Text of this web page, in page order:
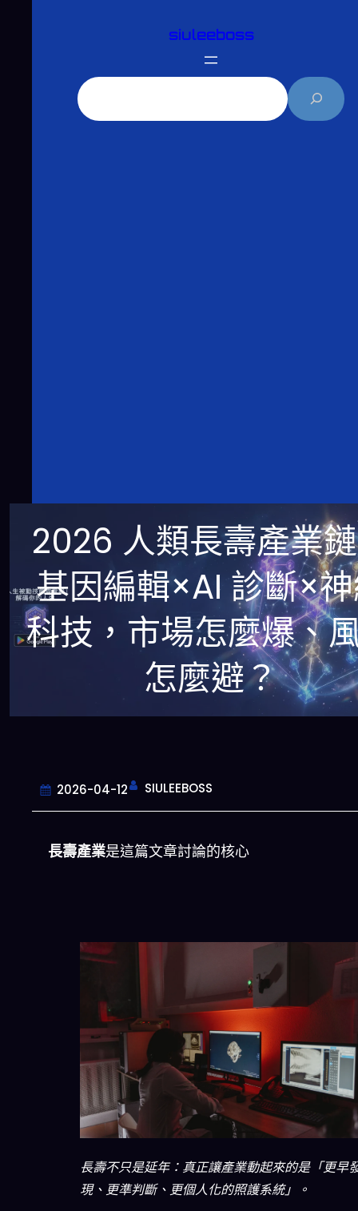
siuleeboss
2026 人類長壽產業
基因編輯×AI 診斷×
科技，市場怎麼爆、
怎麼避？
2026-04-12 SIULEEBOSS
長壽產業是這篇文章討論的核心
長壽不只是延年：真正讓產業動起來的是「更早
現、更準判斷、更個人化的照護系統」。